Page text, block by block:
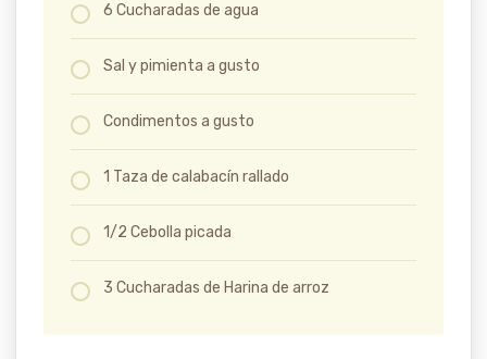
6 Cucharadas de agua
Sal y pimienta a gusto
Condimentos a gusto
1 Taza de calabacín rallado
1/2 Cebolla picada
3 Cucharadas de Harina de arroz